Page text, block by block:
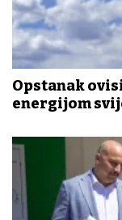
Opstanak
energijom